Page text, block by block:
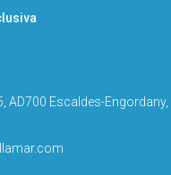
AD700 Escaldes-